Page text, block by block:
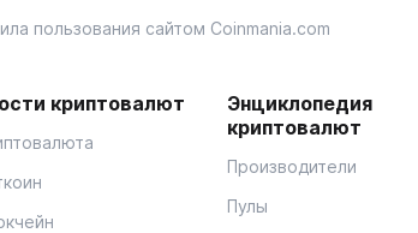
пользования сайтом Coinmania.com
криптовалют
Энциклопедия
криптовалют
Производители
Пулы